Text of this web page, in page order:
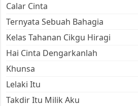
Calar Cinta
Ternyata Sebuah Bahagia
Kelas Tahanan Cikgu Hiragi
Hai Cinta Dengarkanlah
Khunsa
Lelaki Itu
Takdir Itu Milik Aku